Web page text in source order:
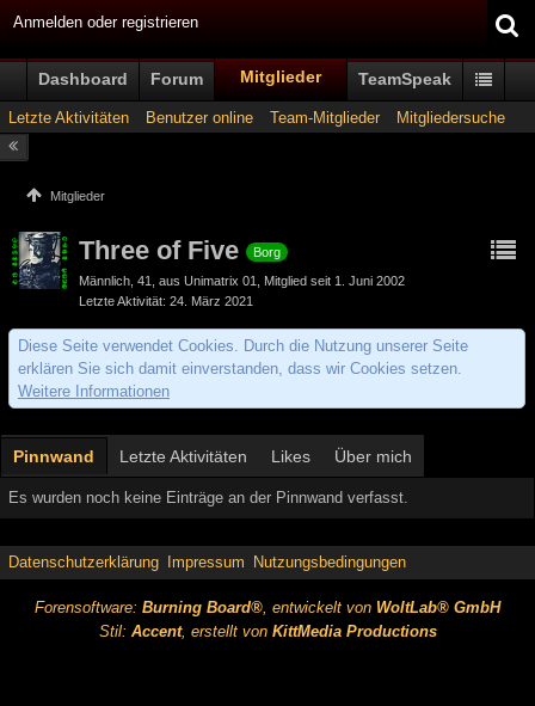
Anmelden oder registrieren
Dashboard Forum Mitglieder TeamSpeak
Letzte Aktivitäten Benutzer online Team-Mitglieder Mitgliedersuche
Mitglieder
Three of Five
Borg
Männlich 41 aus Unimatrix 01
Mitglied seit 1. Juni 2002
Letzte Aktivität 24. März 2021
Diese Seite verwendet Cookies. Durch die Nutzung unserer Seite
erklären Sie sich damit einverstanden, dass wir Cookies setzen.
Weitere Informationen
Pinnwand Letzte Aktivitäten Likes Über mich
Es wurden noch keine Einträge an der Pinnwand verfasst.
Datenschutzerklärung Impressum Nutzungsbedingungen
Forensoftware: Burning Board®, entwickelt von WoltLab® GmbH
Stil: Accent, erstellt von KittMedia Productions